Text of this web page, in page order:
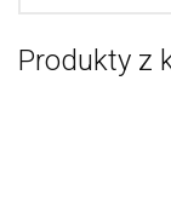
Produkty z